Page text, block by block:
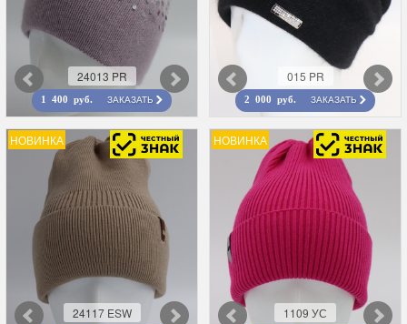
24013 PR
1 400 руб. ЗАКАЗАТЬ
015 PR
2 000 руб. ЗАКАЗАТЬ
НОВИНКА
24117 ESW
НОВИНКА
1109 УС